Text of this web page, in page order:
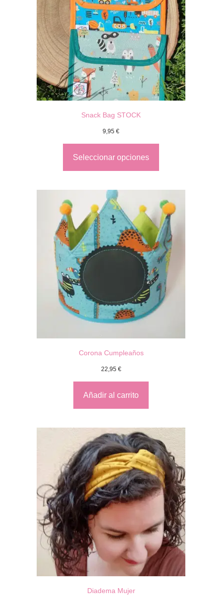
Snack Bag STOCK
9,95 €
Seleccionar opciones
Corona Cumpleaños
22,95 €
Añadir al carrito
Diadema Mujer